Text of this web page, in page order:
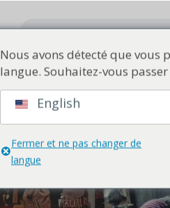
Jouets et
Nous avons détecté que vous
langue. Souhaitez-vous passer
English
Fermer et ne pas changer de
langue